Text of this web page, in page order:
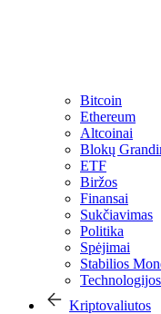
Bitcoin
Ethereum
Altcoinai
Blokų
ETF
Biržos
Finansai
Sukčiavimas
Politika
Spėjimai
Stabilios
Technologijos
Kriptovaliutos